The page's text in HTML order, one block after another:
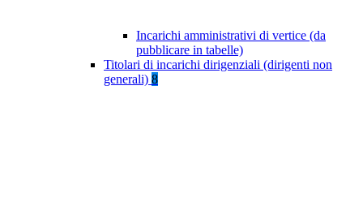
Incarichi amministrativi di vertice (da
pubblicare in tabelle)
Titolari di incarichi dirigenziali (dirigenti non
generali) 8